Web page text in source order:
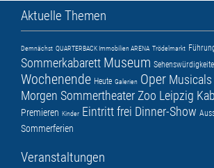
Aktuelle Themen
Demnächst QUARTERBACK Immobilien ARENA Trödelmarkt
Sommerkabarett Museum
Wochenende Heute Galerien Oper Musicals
Morgen Sommertheater Zoo Leipzig
Premieren Kinder Eintritt frei Dinner-Show
Sommerferien
Veranstaltungen